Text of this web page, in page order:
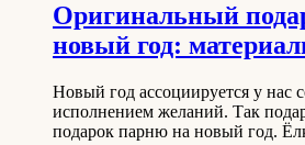
Оригинальный
новый год:
Новый год ассоциируется у нас
исполнением желаний. Так
подарок парню на новый год.